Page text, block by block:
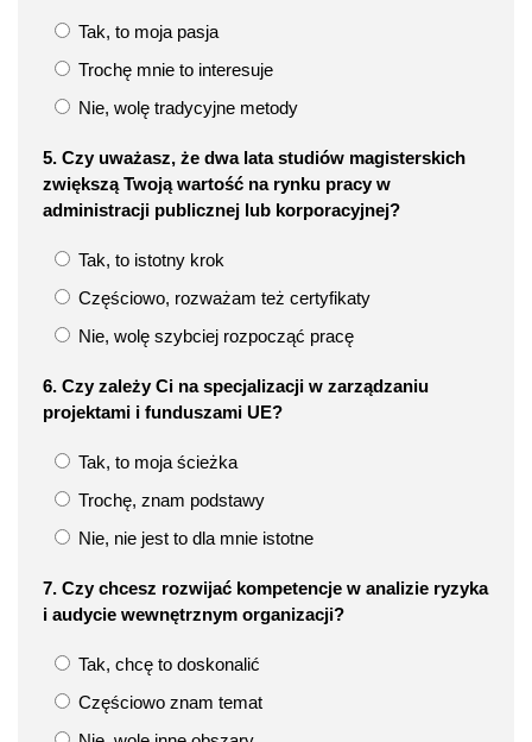
Tak, to moja pasja
Trochę mnie to interesuje
Nie, wolę tradycyjne metody
5. Czy uważasz, że dwa lata studiów magisterskich
zwiększą Twoją wartość na rynku pracy w
administracji publicznej lub korporacyjnej?
Tak, to istotny krok
Częściowo, rozważam też certyfikaty
Nie, wolę szybciej rozpocząć pracę
6. Czy zależy Ci na specjalizacji w zarządzaniu
projektami i funduszami UE?
Tak, to moja ścieżka
Trochę, znam podstawy
Nie, nie jest to dla mnie istotne
7. Czy chcesz rozwijać kompetencje w analizie ryzyka
i audycie wewnętrznym organizacji?
Tak, chcę to doskonalić
Częściowo znam temat